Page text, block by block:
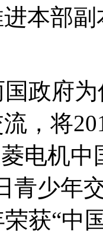
本部
政府
，将
电机
青少年
获“中